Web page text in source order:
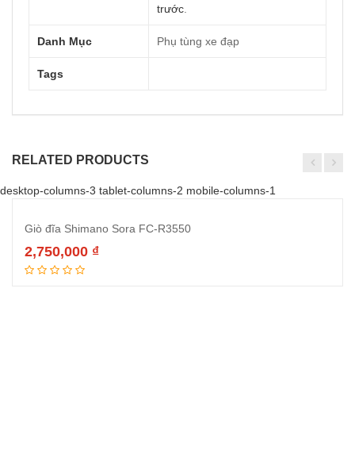
trước
Danh Mục Phụ tùng xe đạp
Tags
RELATED PRODUCTS
desktop-columns-3 tablet-columns-2 mobile-columns-1
Giò đĩa Shimano Sora FC-R3550
2,750,000 ₫